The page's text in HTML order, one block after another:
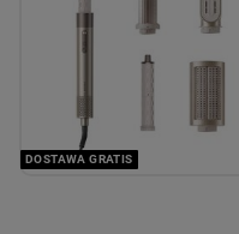
DOSTAWA GRATIS